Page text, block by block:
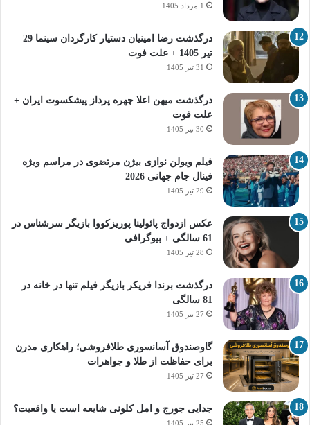
1 مرداد 1405
درگذشت رضا امینیان دستیار کارگردان سینما 29
تیر 1405 + علت فوت
31 تیر 1405
درگذشت میهن اعلا چهره پرداز پیشکسوت ایران +
علت فوت
30 تیر 1405
فیلم ویولن نوازی بیژن مرتضوی در مراسم ویژه
فینال جام جهانی 2026
29 تیر 1405
عکس ازدواج پائولینا پوریزکووا بازیگر سرشناس در
61 سالگی + بیوگرافی
28 تیر 1405
درگذشت برندا فریکر بازیگر فیلم تنها در خانه در
81 سالگی
27 تیر 1405
گاوصندوق آسانسوری طلافروشی؛ راهکاری مدرن
برای حفاظت از طلا و جواهرات
27 تیر 1405
جدایی جورج و امل کلونی شایعه است یا واقعیت؟
25 تیر 1405